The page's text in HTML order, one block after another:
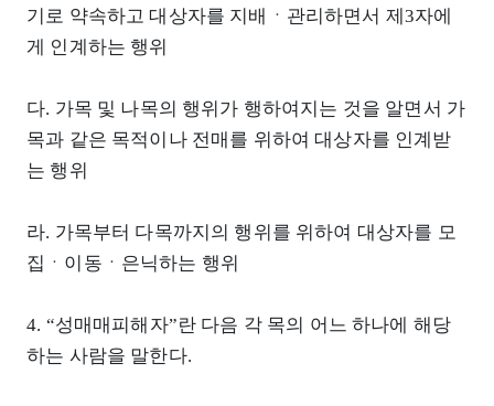
기로 약속하고 대상자를 지배ㆍ관리하면서 제3자에
게 인계하는 행위
다. 가목 및 나목의 행위가 행하여지는 것을 알면서 가
목과 같은 목적이나 전매를 위하여 대상자를 인계받
는 행위
라. 가목부터 다목까지의 행위를 위하여 대상자를 모
집ㆍ이동ㆍ은닉하는 행위
4. “성매매피해자”란 다음 각 목의 어느 하나에 해당
하는 사람을 말한다.